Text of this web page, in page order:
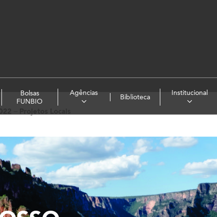
Bolsas
FUNBIO
Agências
Biblioteca
Institucional